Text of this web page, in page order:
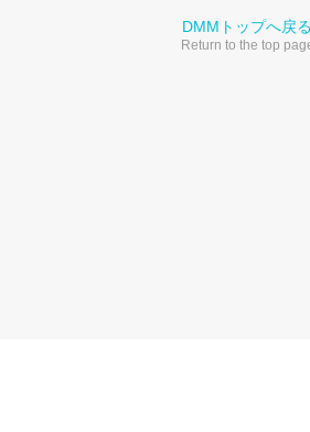
DMMトップへ戻る
Return to the top